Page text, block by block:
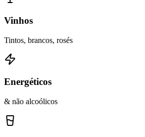
Vinhos
Tintos, brancos, rosés
Energéticos
& não alcoólicos